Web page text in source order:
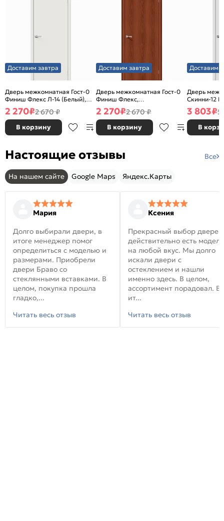
Доставим завтра
Дверь межкомнатная Гост-0
Финиш Флекс Л-14 (Белый),
глухая, каркасно-щитовая
2 270₽2 670 ₽
В корзину
Доставим завтра
Дверь межкомнатная Гост-0
Финиш Флекс,
Ламинированные Л-11
(ИталОрех), глухая, каркасно-
щитовая
2 270₽2 670 ₽
В корзину
Доставим
Дверь
Скинни-12
глухая,
3 803₽5
В
Настоящие отзывы Все
На нашем сайте Google Maps Яндекс.Карты
Мария
Долго выбирали двери, в
итоге менеджер помог
определиться с моделью и
размерами. Приобрели
двери Браво со
стеклянными вставками. В
целом, покупка прошла
гладко,...
Читать весь отзыв
Ксения
Прекрасный выбор
действительно есть модели
на любой вкус. Мы долго
искали двери с
остеклением и нашли
именно здесь. В целом,
ассортимент порадовал. В
ит...
Читать весь отзыв